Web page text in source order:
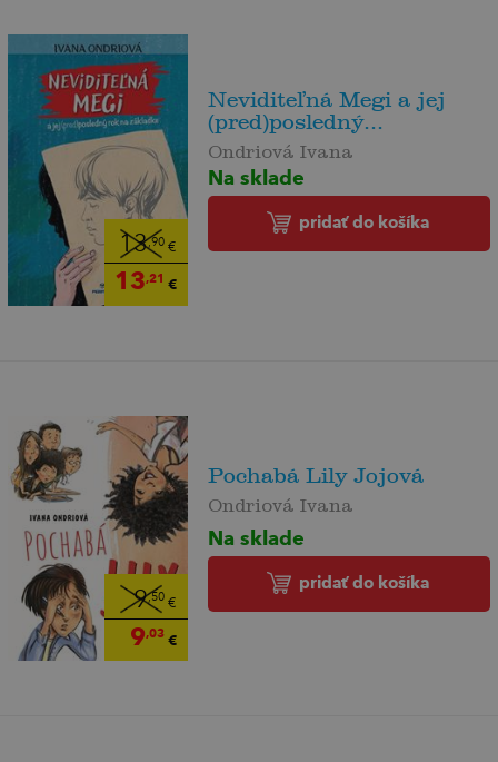
13,90€
13,21 €
Neviditeľná Megi a jej
(pred)posledný...
Ondriová Ivana
Na sklade
pridať do košíka
9,50€
9,03€
Pochabá Lily Jojová
Ondriová Ivana
Na sklade
pridať do košíka